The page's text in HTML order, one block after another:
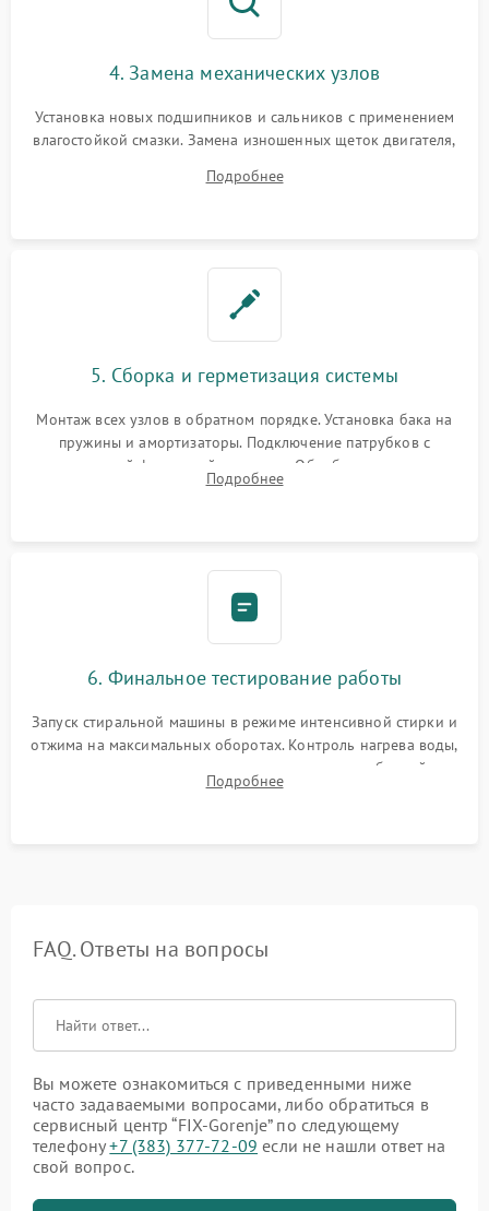
4. Замена механических узлов
Установка новых подшипников и сальников с применением
влагостойкой смазки. Замена изношенных щеток двигателя,
или поврежденной резиновой манжеты.
Подробнее
5. Сборка и герметизация системы
Монтаж всех узлов в обратном порядке. Установка бака на
пружины и амортизаторы. Подключение патрубков с
надежной фиксацией хомутами. Обработка стыков
герметиком для предотвращения возможных протечек воды.
Подробнее
6. Финальное тестирование работы
Запуск стиральной машины в режиме интенсивной стирки и
отжима на максимальных оборотах. Контроль нагрева воды,
корректности слива, отсутствия излишних вибраций,
посторонних стуков и протечек под корпусом.
Подробнее
FAQ. Ответы на вопросы
Вы можете ознакомиться с приведенными ниже
часто задаваемыми вопросами, либо обратиться в
сервисный центр “FIX-Gorenje” по следующему
телефону+7 (383) 377-72-09 если не нашли ответ на
свой вопрос.